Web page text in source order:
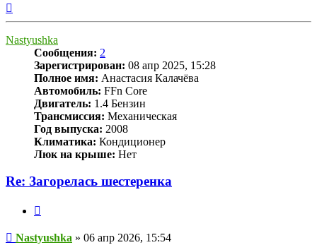
Nastyushka
Сообщения: 2
Зарегистрирован: 08 апр 2025, 15:28
Полное имя: Анастасия Калачёва
Автомобиль: FFn Core
Двигатель: 1.4 Бензин
Трансмиссия: Механическая
Год выпуска: 2008
Климатика: Кондиционер
Люк на крыше: Нет
Re: Загорелась шестеренка
Сообщение
Nastyushka » 06 апр 2026, 15:54